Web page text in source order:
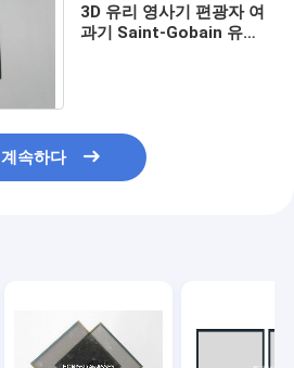
3D 유리 영사기 편광자 여
과기 Saint-Gobain 유리
계속하다